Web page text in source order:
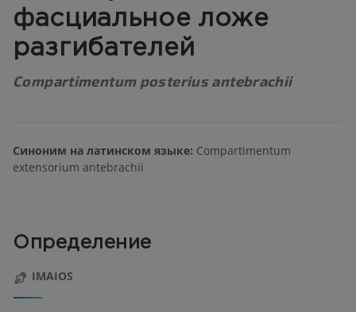
фасциальное ложе
разгибателей
Compartimentum posterius antebrachii
Синоним на латинском языке: Compartimentum
extensorium antebrachii
Определение
IMAIOS